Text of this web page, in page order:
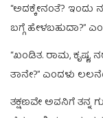
“ಅದಕ್ಕೇನಂತೆ? ಇಂದು
ಬಗ್ಗೆ ಹೇಳಬಹುದಾ?”
“ಖಂಡಿತ. ರಾಮ,
ತಾನೇ?” ಎಂದಳು
ತಕ್ಷಣವೇ ಅವನಿಗೆ ತನ್ನ